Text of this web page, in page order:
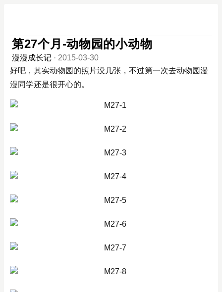
第27个月-动物园的小动物
漫漫成长记 · 2015-03-30
好吧，其实动物园的照片没几张，不过第一次去动物园漫
漫同学还是很开心的。